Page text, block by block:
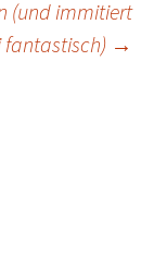
(und immitiert
fantastisch) →